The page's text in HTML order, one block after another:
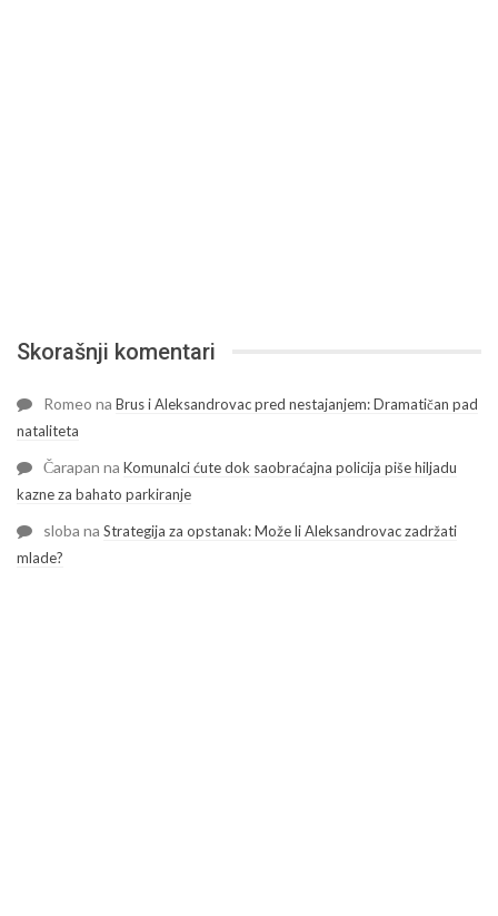
Skorašnji komentari
Romeo na Brus i Aleksandrovac pred nestajanjem: Dramatičan pad
nataliteta
Čarapan na Komunalci ćute dok saobraćajna policija piše hiljadu
kazne za bahato parkiranje
sloba na Strategija za opstanak: Može li Aleksandrovac zadržati
mlade?